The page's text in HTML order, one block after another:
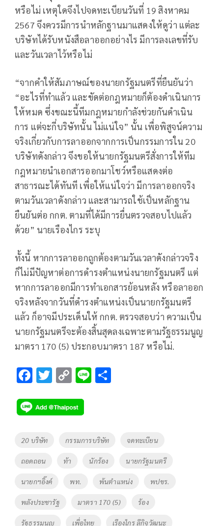
หรือไม่ เหตุใดจึงไปจดทะเบียนวันที่ 19 สิงหาคม
2567 จึงควรมีการนำหลักฐานมาแสดงให้ดูว่า แต่ละ
บริษัทได้รับหนังสือลาออกอย่างไร มีการลงเลขที่รับ
และวันเวลาไว้หรือไม่
“จากคำให้สัมภาษณ์ของนายกรัฐมนตรีที่ยืนยันว่า
“อะไรที่ทำแล้ว และขัดต่อกฎหมายก็ต้องดำเนินการ
ให้หมด ซึ่งขณะนี้ทีมกฎหมายกำลังช่วยกันดำเนิน
การ แต่จะกี่บริษัทนั้น ไม่แน่ใจ” นั้น เพื่อพิสูจน์ความ
จริงเกี่ยวกับการลาออกจากการเป็นกรรมการใน 20
บริษัทดังกล่าว จึงขอให้นายกรัฐมนตรีสั่งการให้ทีม
กฎหมายนำเอกสารออกมาโชว์หรือแสดงต่อ
สาธารณะได้ทันที เพื่อให้แน่ใจว่า มีการลาออกจริง
ตามวันเวลาดังกล่าว และสามารถใช้เป็นหลักฐาน
ยืนยันต่อ กกต. ตามที่ได้มีการยื่นตรวจสอบไปแล้ว
ด้วย” นายเรืองไกร ระบุ
ทั้งนี้ หากการลาออกถูกต้องตามวันเวลาดังกล่าวจริง
ก็ไม่มีปัญหาต่อการดำรงตำแหน่งนายกรัฐมนตรี แต่
หากการลาออกมีการทำเอกสารย้อนหลัง หรือลาออก
จริงหลังจากวันที่ดำรงตำแหน่งเป็นนายกรัฐมนตรี
แล้ว ก็อาจมีประเด็นให้ กกต. ตรวจสอบว่า ความเป็น
นายกรัฐมนตรีจะต้องสิ้นสุดลงเฉพาะตามรัฐธรรมนูญ
มาตรา 170 (5) ประกอบมาตรา 187 หรือไม่.
F
e
b
o
k
T
tt
er
C
p
y
Li
Li
Tags
20 บริษัท กรรมการบริษัท จดทะเบียน
ถอดถอน ท้า นักร้อง นายกรัฐมนตรี
นายกฯอิ๊งค์ พท. พ้นตำแหน่ง พปขร.
พลังประชารัฐ มาตรา 170 (5) ร้อง
รัฐธรรมนูญ เพื่อไทย เรืองไกร ลีกิจวัฒนะ